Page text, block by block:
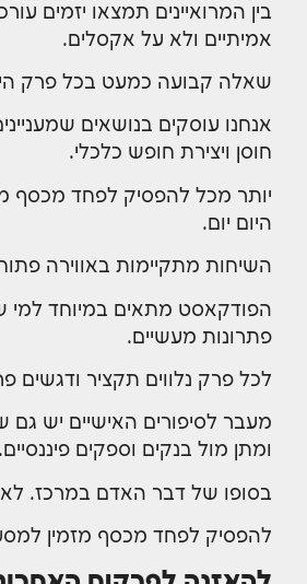
בין המרואיינים תמצאו יזמים
אמיתיים ולא על אקסלים.
שאלה קבועה כמעט בכל פרק
אנחנו עוסקים בנושאים
חוסן ויצירת חופש כלכלי.
יותר מכל להפסיק לפחד מכסף
היום יום.
השיחות מתקיימות באווירה
הפודקאסט מתאים במיוחד למי
פתרונות מעשיים.
לכל פרק נלווים תקציר ודגשים
מעבר לסיפורים האישיים יש
ומתן מול בנקים וספקים פיננסיים.
בסופו של דבר האדם במרכז.
להפסיק לפחד מכסף מזמין